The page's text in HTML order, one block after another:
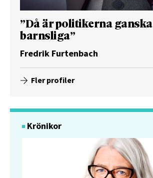
”Då är politikerna ganska
barnsliga”
Fredrik Furtenbach
Fler profiler
Krönikor